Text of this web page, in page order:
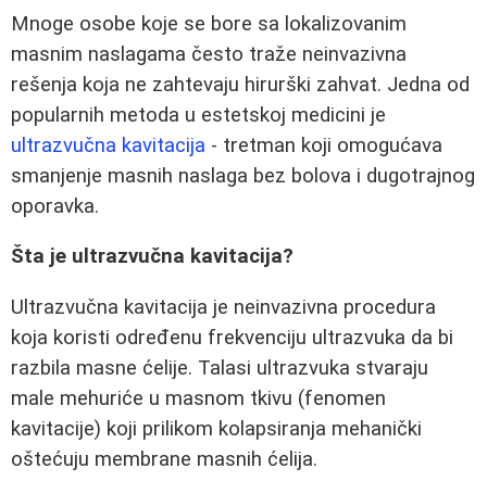
Mnoge osobe koje se bore sa lokalizovanim
masnim naslagama često traže neinvazivna
rešenja koja ne zahtevaju hirurški zahvat. Jedna od
popularnih metoda u estetskoj medicini je
ultrazvučna kavitacija - tretman koji omogućava
smanjenje masnih naslaga bez bolova i dugotrajnog
oporavka.
Šta je ultrazvučna kavitacija?
Ultrazvučna kavitacija je neinvazivna procedura
koja koristi određenu frekvenciju ultrazvuka da bi
razbila masne ćelije. Talasi ultrazvuka stvaraju
male mehuriće u masnom tkivu (fenomen
kavitacije) koji prilikom kolapsiranja mehanički
oštećuju membrane masnih ćelija.